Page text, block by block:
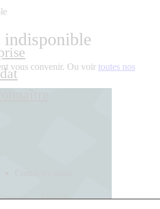
English
indisponible
vous convenir. Ou voir toutes nos